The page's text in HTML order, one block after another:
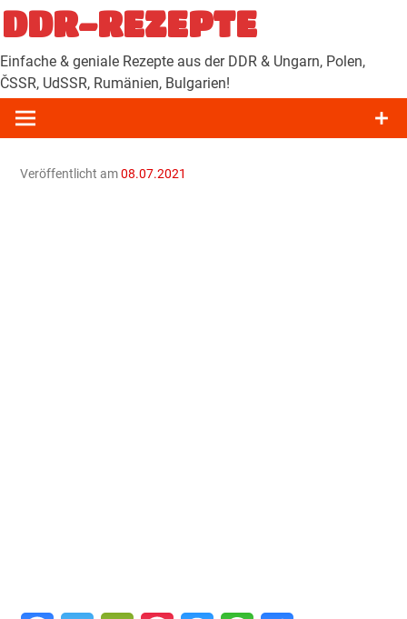
Zum
Inhalt
springen
DDR-REZEPTE
Einfache & geniale Rezepte aus der DDR & Ungarn, Polen,
ČSSR, UdSSR, Rumänien, Bulgarien!
Veröffentlicht am08.07.2021